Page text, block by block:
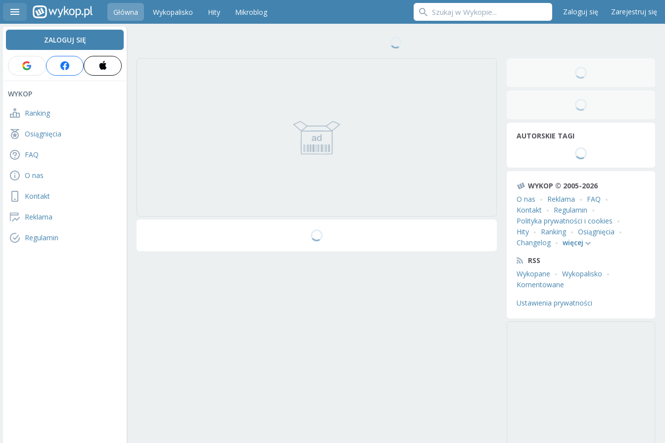
Główna Wykopalisko Hity Mikroblog Zaloguj się Zarejestruj się
ZALOGUJ SIĘ
WYKOP
Ranking
Osiągnięcia
FAQ
O nas
Kontakt
Reklama
Regulamin
AUTORSKIE TAGI
WYKOP © 2005-2026
O nas
Reklama
FAQ
Kontakt
Regulamin
Polityka prywatności i cookies
Hity
Ranking
Osiągnięcia
Changelog
więcej
RSS
Wykopane
Wykopalisko
Komentowane
Ustawienia prywatności